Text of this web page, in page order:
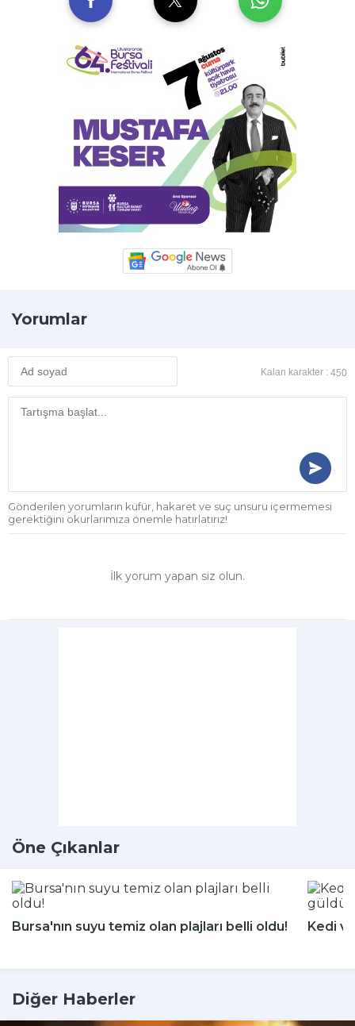
Yorumlar
Kalan karakter : 450
Gönderilen yorumların küfür, hakaret ve suç unsuru içermemesi
gerektiğini okurlarımıza önemle hatırlatırız!
İlk yorum yapan siz olun.
Öne Çıkanlar
Bursa'nın suyu temiz olan plajları belli oldu! Kedi
Diğer Haberler